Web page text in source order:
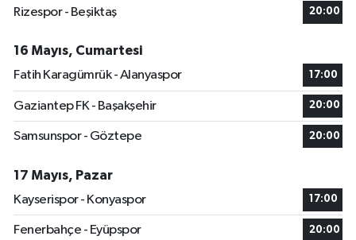
Rizespor - Beşiktaş
20:00
16 Mayıs, Cumartesi
Fatih Karagümrük - Alanyaspor
17:00
Gaziantep FK - Başakşehir 20:00
Samsunspor - Göztepe 20:00
17 Mayıs, Pazar
Kayserispor - Konyaspor
17:00
Fenerbahçe - Eyüpspor 20:00